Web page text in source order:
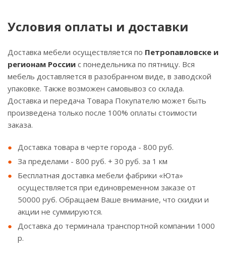
Условия оплаты и доставки
Доставка мебели осуществляется по Петропавловске и
регионам России с понедельника по пятницу. Вся
мебель доставляется в разобранном виде, в заводской
упаковке. Также возможен самовывоз со склада.
Доставка и передача Товара Покупателю может быть
произведена только после 100% оплаты стоимости
заказа.
Доставка товара в черте города - 800 руб.
За пределами - 800 руб. + 30 руб. за 1 км
Бесплатная доставка мебели фабрики «Юта»
осуществляется при единовременном заказе от
50000 руб. Обращаем Ваше внимание, что скидки и
акции не суммируются.
Доставка до терминала транспортной компании 1000
р.